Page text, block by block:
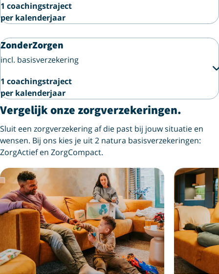
1 coachingstraject
per kalenderjaar
ZonderZorgen
incl. basisverzekering
1 coachingstraject
per kalenderjaar
Vergelijk onze zorgverzekeringen.
Sluit een zorgverzekering af die past bij jouw situatie en
wensen. Bij ons kies je uit 2 natura basisverzekeringen:
ZorgActief en ZorgCompact.